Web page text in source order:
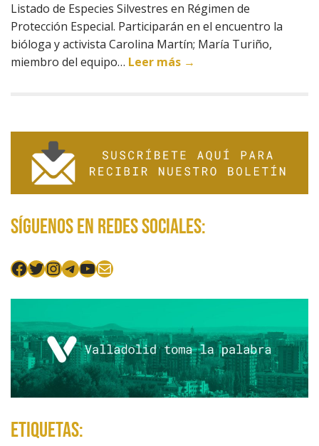
Listado de Especies Silvestres en Régimen de
Protección Especial. Participarán en el encuentro la
bióloga y activista Carolina Martín; María Turiño,
miembro del equipo… Leer más →
Síguenos en redes sociales:
Facebook
Twitter
Instagram
Telegram
YouTube
Mail
Etiquetas: